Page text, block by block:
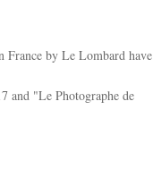
France by Le Lombard have
and "Le Photographe de